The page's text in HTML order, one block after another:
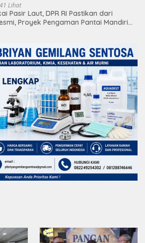
41 Lihat
Pasir Laut, DPR RI Pastikan dari
Proyek Pengaman Pantai Mandiri